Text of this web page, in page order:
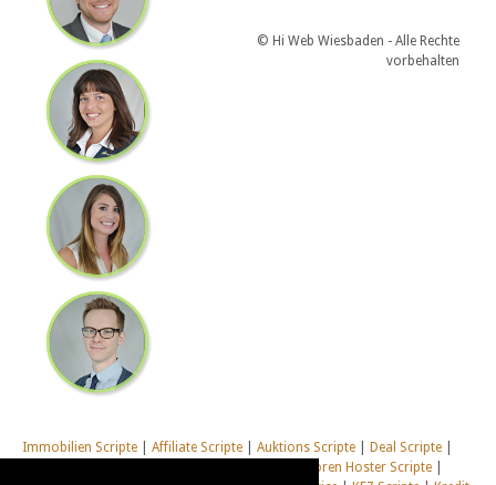
info@phpscripte24.de